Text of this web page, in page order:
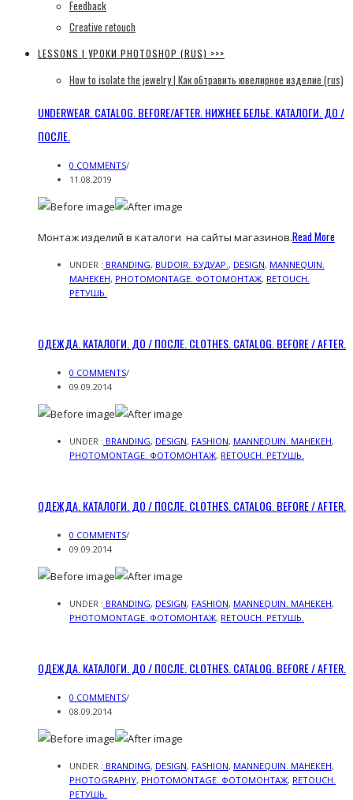
Feedback
Creative retouch
LESSONS | УРОКИ PHOTOSHOP (RUS) >>>
How to isolate the jewelry | Как обтравить ювелирное изделие (rus)
UNDERWEAR. CATALOG. BEFORE/AFTER. НИЖНЕЕ БЕЛЬЕ. КАТАЛОГИ. ДО /
ПОСЛЕ.
0 COMMENTS/
11.08.2019
Монтаж изделий в каталоги на сайты магазинов.Read More
UNDER : BRANDING, BUDOIR. БУДУАР., DESIGN, MANNEQUIN.
МАНЕКЕН, PHOTOMONTAGE. ФОТОМОНТАЖ, RETOUCH.
РЕТУШЬ.
ОДЕЖДА. КАТАЛОГИ. ДО / ПОСЛЕ. CLOTHES. CATALOG. BEFORE / AFTER.
0 COMMENTS/
09.09.2014
UNDER : BRANDING, DESIGN, FASHION, MANNEQUIN. МАНЕКЕН,
PHOTOMONTAGE. ФОТОМОНТАЖ, RETOUCH. РЕТУШЬ.
ОДЕЖДА. КАТАЛОГИ. ДО / ПОСЛЕ. CLOTHES. CATALOG. BEFORE / AFTER.
0 COMMENTS/
09.09.2014
UNDER : BRANDING, DESIGN, FASHION, MANNEQUIN. МАНЕКЕН,
PHOTOMONTAGE. ФОТОМОНТАЖ, RETOUCH. РЕТУШЬ.
ОДЕЖДА. КАТАЛОГИ. ДО / ПОСЛЕ. CLOTHES. CATALOG. BEFORE / AFTER.
0 COMMENTS/
08.09.2014
UNDER : BRANDING, DESIGN, FASHION, MANNEQUIN. МАНЕКЕН,
PHOTOGRAPHY, PHOTOMONTAGE. ФОТОМОНТАЖ, RETOUCH.
РЕТУШЬ.